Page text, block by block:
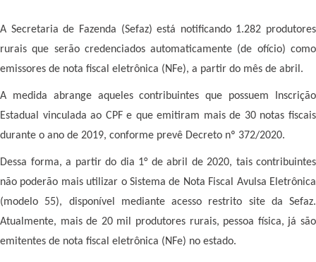
A Secretaria de Fazenda (Sefaz) está notificando 1.282 produtores
rurais que serão credenciados automaticamente (de ofício) como
emissores de nota fiscal eletrônica (NFe), a partir do mês de abril.
A medida abrange aqueles contribuintes que possuem Inscrição
Estadual vinculada ao CPF e que emitiram mais de 30 notas fiscais
durante o ano de 2019, conforme prevê Decreto nº 372/2020.
Dessa forma, a partir do dia 1° de abril de 2020, tais contribuintes
não poderão mais utilizar o Sistema de Nota Fiscal Avulsa Eletrônica
(modelo 55), disponível mediante acesso restrito site da Sefaz.
Atualmente, mais de 20 mil produtores rurais, pessoa física, já são
emitentes de nota fiscal eletrônica (NFe) no estado.